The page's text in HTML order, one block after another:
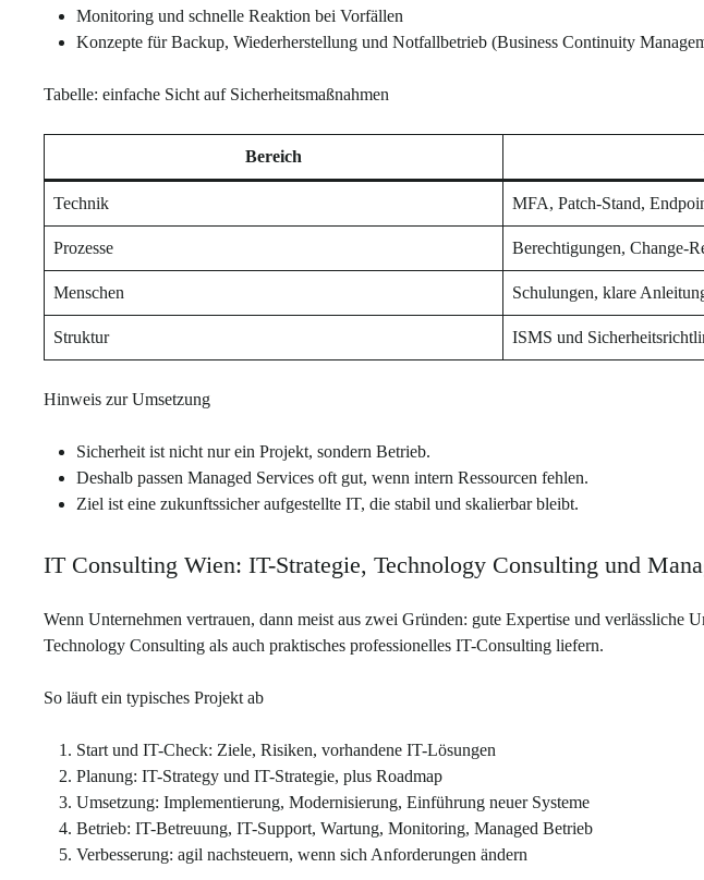
Monitoring und schnelle Reaktion bei Vorfällen
Konzepte für Backup, Wiederherstellung und Notfallbetrieb (Business Continuity
Tabelle: einfache Sicht auf Sicherheitsmaßnahmen
Bereich
Technik MFA, Patch-Stand,
Prozesse Berechtigungen, Change-
Menschen Schulungen, klare
Struktur ISMS und
Hinweis zur Umsetzung
Sicherheit ist nicht nur ein Projekt, sondern Betrieb.
Deshalb passen Managed Services oft gut, wenn intern Ressourcen fehlen.
Ziel ist eine zukunftssicher aufgestellte IT, die stabil und skalierbar bleibt.
IT Consulting Wien: IT-Strategie, Technology Consulting und
Wenn Unternehmen vertrauen, dann meist aus zwei Gründen: gute Expertise und
Technology Consulting als auch praktisches professionelles IT-Consulting liefern.
So läuft ein typisches Projekt ab
Start und IT-Check: Ziele, Risiken, vorhandene IT-Lösungen
Planung: IT-Strategy und IT-Strategie, plus Roadmap
Umsetzung: Implementierung, Modernisierung, Einführung neuer Systeme
Betrieb: IT-Betreuung, IT-Support, Wartung, Monitoring, Managed Betrieb
Verbesserung: agil nachsteuern, wenn sich Anforderungen ändern